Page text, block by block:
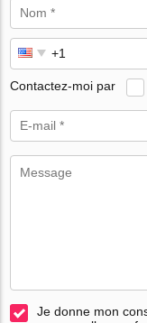
Contactez-moi par
Je donne mon